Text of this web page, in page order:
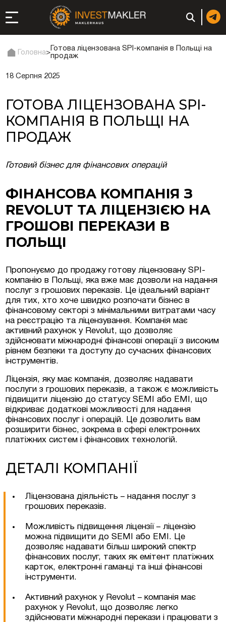
довгострокової
та супутні
реєстрація чи
компанії (фірми) у
ОАЕ | Відкрити
проєкти та
та Австрії
нерухомість у
Головна>
Готова ліцензована SPI-компанія в Польщі на
продаж
18 Серпня 2025
ГОТОВА ЛІЦЕНЗОВАНА SPI-
КОМПАНІЯ В ПОЛЬЩІ НА
ПРОДАЖ
Готовий бізнес для фінансових операцій
ФІНАНСОВА КОМПАНІЯ З
REVOLUT ТА ЛІЦЕНЗІЄЮ НА
ГРОШОВІ ПЕРЕКАЗИ В
ПОЛЬЩІ
Пропонуємо до продажу готову ліцензовану SPI-
компанію в Польщі, яка вже має дозволи на надання
послуг з грошових переказів. Це ідеальний варіант
для тих, хто хоче швидко розпочати бізнес в
фінансовому секторі з мінімальними витратами часу
на реєстрацію та ліцензування. Компанія має
активний рахунок у Revolut, що дозволяє
здійснювати міжнародні фінансові операції з високим
рівнем безпеки та доступу до сучасних фінансових
інструментів.
Ліцензія, яку має компанія, дозволяє надавати
послуги з грошових переказів, а також є можливість
підвищити ліцензію до статусу SEMI або EMI, що
відкриває додаткові можливості для надання
фінансових послуг і операцій. Це дозволить вам
розширити бізнес, зокрема в сфері електронних
платіжних систем і фінансових технологій.
ДЕТАЛІ КОМПАНІЇ
Ліцензована діяльність – надання послуг з
грошових переказів.
Можливість підвищення ліцензії – ліцензію
можна підвищити до SEMI або EMI. Це
дозволяє надавати більш широкий спектр
фінансових послуг, таких як емітент платіжних
карток, електронні гаманці та інші фінансові
інструменти.
Активний рахунок у Revolut – компанія має
рахунок у Revolut, що дозволяє легко
здійснювати міжнародні перекази і працювати з